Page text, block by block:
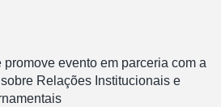
promove evento em parceria com a
Relações Institucionais e